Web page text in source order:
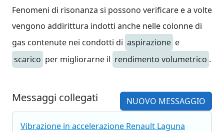
Fenomeni di risonanza si possono verificare e a volte
vengono addirittura indotti anche nelle colonne di
gas contenute nei condotti di aspirazione e
scarico per migliorarne il rendimento volumetrico .
Messaggi collegati NUOVO MESSAGGIO
Vibrazione in accelerazione Renault Laguna